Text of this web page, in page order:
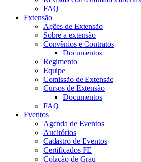
FAQ
Extensão
Ações de Extensão
Sobre a extensão
Convênios e Contratos
Documentos
Regimento
Equipe
Comissão de Extensão
Cursos de Extensão
Documentos
FAQ
Eventos
Agenda de Eventos
Auditórios
Cadastro de Eventos
Certificados FE
Colação de Grau